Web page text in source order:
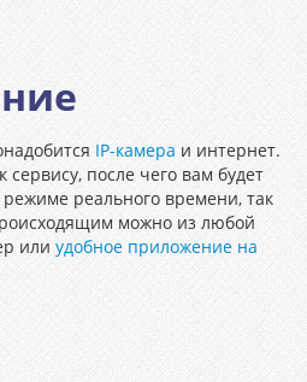
IP-камера и интернет.
после чего вам будет
реального времени, так
можно из любой
или удобное приложение на